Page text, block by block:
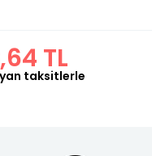
TL
taksitlerle